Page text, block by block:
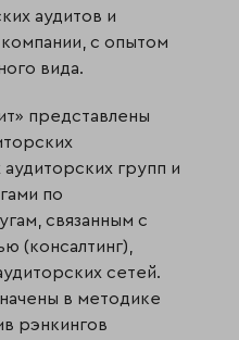
аудитов и
с опытом
вида.
представлены
групп и
по
связанным с
(консалтинг),
сетей.
в методике
рэнкингов